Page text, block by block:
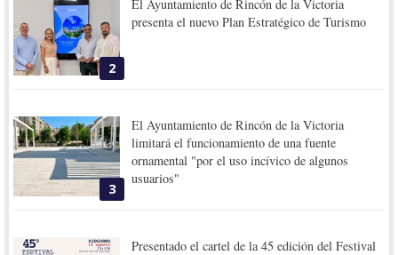
2
El Ayuntamiento de Rincón de la Victoria
presenta el nuevo Plan Estratégico de Turismo
3
El Ayuntamiento de Rincón de la Victoria
limitará el funcionamiento de una fuente
ornamental "por el uso incívico de algunos
usuarios"
Presentado el cartel de la 45 edición del Festival